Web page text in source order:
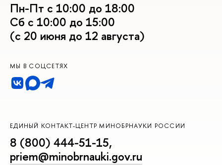
Пн-Пт с 10:00 до 18:00
Сб с 10:00 до 15:00
(с 20 июня до 12 августа)
МЫ В СОЦСЕТЯХ
ЕДИНЫЙ КОНТАКТ-ЦЕНТР МИНОБРНАУКИ РОССИИ
8 (800) 444-51-15,
priem@minobrnauki.gov.ru